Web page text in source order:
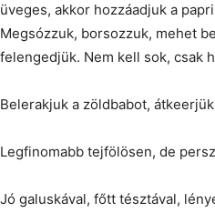
üveges, akkor hozzáadjuk a
Megsózzuk, borsozzuk, mehet
felengedjük. Nem kell sok, csak
Belerakjuk a zöldbabot,
Legfinomabb tejfölösen, de
Jó galuskával, főtt tésztával,